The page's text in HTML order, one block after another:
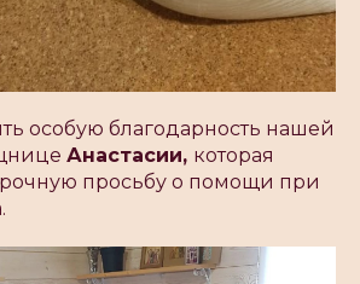
особую благодарность нашей
Анастасии, которая
просьбу о помощи при